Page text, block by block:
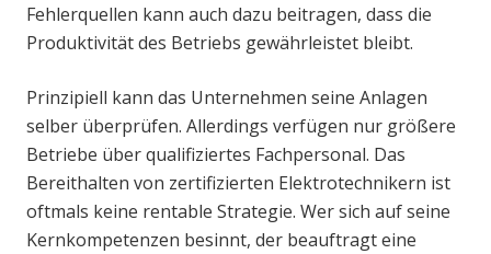
Fehlerquellen kann auch dazu beitragen, dass die
Produktivität des Betriebs gewährleistet bleibt.
Prinzipiell kann das Unternehmen seine Anlagen
selber überprüfen. Allerdings verfügen nur größere
Betriebe über qualifiziertes Fachpersonal. Das
Bereithalten von zertifizierten Elektrotechnikern ist
oftmals keine rentable Strategie. Wer sich auf seine
Kernkompetenzen besinnt, der beauftragt eine